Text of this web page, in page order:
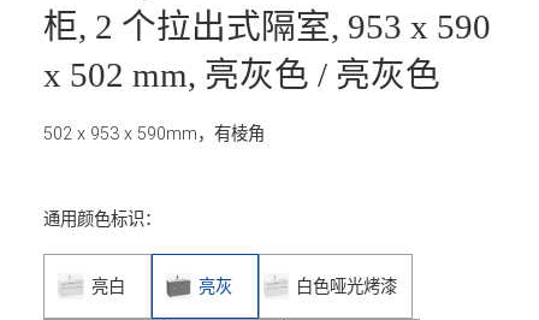
柜, 2 个拉出式隔室, 953 x 590
x 502 mm, 亮灰色 / 亮灰色
502 x 953 x 590mm，有棱角
通用颜色标识：
亮白 亮灰 白色哑光烤漆